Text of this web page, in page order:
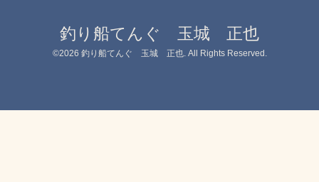
釣り船てんぐ 玉城 正也
©2026 釣り船てんぐ 玉城 正也. All Rights Reserved.